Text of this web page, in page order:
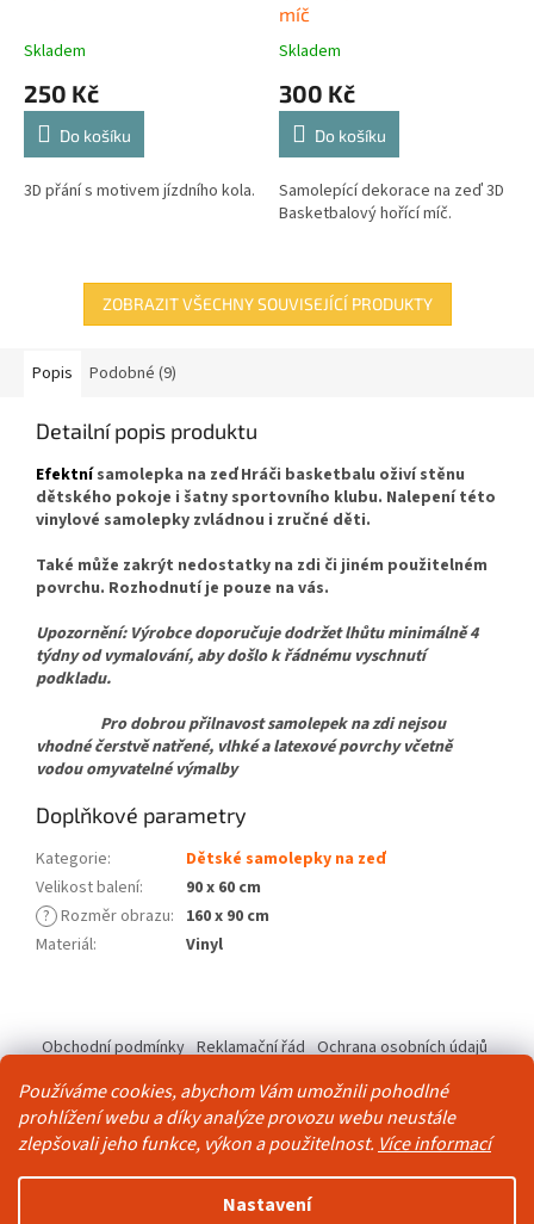
Používáme cookies, abychom Vám umožnili pohodlné
prohlížení webu a díky analýze provozu webu neustále
zlepšovali jeho funkce, výkon a použitelnost. Více informací
Nastavení
Skladem
250 Kč
Do košíku
3D přání s motivem jízdního kola.
míč
Skladem
300 Kč
Do košíku
Samolepící dekorace na zeď 3D
Basketbalový hořící míč.
ZOBRAZIT VŠECHNY SOUVISEJÍCÍ PRODUKTY
Popis Podobné (9)
Detailní popis produktu
Efektnísamolepka na zeď Hráči basketbalu oživí stěnu
dětského pokoje i šatny sportovního klubu. Nalepení této
vinylové samolepky zvládnou i zručné děti.
Také může zakrýt nedostatky na zdi či jiném použitelném
povrchu. Rozhodnutí je pouze na vás.
Upozornění: Výrobce doporučuje dodržet lhůtu minimálně 4
týdny od vymalování, aby došlo k řádnému vyschnutí
podkladu.
Pro dobrou přilnavost samolepek na zdi nejsou
vhodné čerstvě natřené, vlhké a latexové povrchy včetně
vodou omyvatelné výmalby
Doplňkové parametry
Kategorie:
Dětské samolepky na zeď
Velikost balení:
90 x 60 cm
? Rozměr obrazu: 160 x 90 cm
Materiál: Vinyl
p
Obchodní podmínky Reklamační řád Ochrana osobních údajů